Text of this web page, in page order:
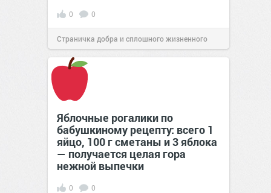
0 0
Страничка добра и сплошного жизненного
позитива! 11:38Сегодня
Яблочные рогалики по
бабушкиному рецепту: всего 1
яйцо, 100 г сметаны и 3 яблока
— получается целая гора
нежной выпечки
0 0